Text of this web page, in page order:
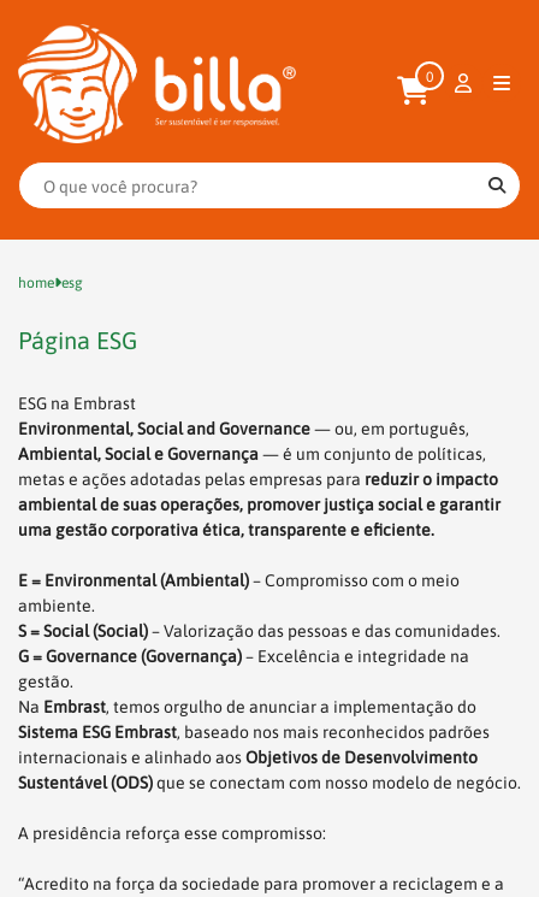
0
home esg
Página ESG
ESG na Embrast
Environmental, Social and Governance— ou, em português,
Ambiental, Social e Governança— é um conjunto de políticas,
metas e ações adotadas pelas empresas para reduzir o impacto
ambiental de suas operações, promover justiça social e garantir
uma gestão corporativa ética, transparente e eficiente.
E = Environmental (Ambiental)– Compromisso com o meio
ambiente.
S = Social (Social)– Valorização das pessoas e das comunidades.
G = Governance (Governança)– Excelência e integridade na
gestão.
Na Embrast, temos orgulho de anunciar a implementação do
Sistema ESG Embrast, baseado nos mais reconhecidos padrões
internacionais e alinhado aosObjetivos de Desenvolvimento
Sustentável (ODS)que se conectam com nosso modelo de negócio.
A presidência reforça esse compromisso:
“Acredito na força da sociedade para promover a reciclagem e a